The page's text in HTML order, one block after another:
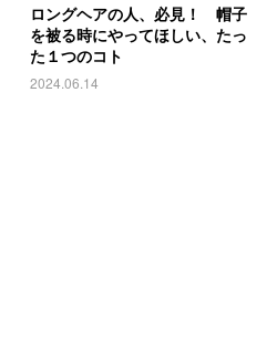
ロングヘアの人、必見！ 帽子
を被る時にやってほしい、たっ
た１つのコト
2024.06.14